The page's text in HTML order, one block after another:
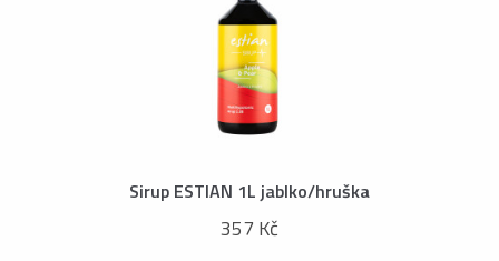
Sirup ESTIAN 1L jablko/hruška
357 Kč